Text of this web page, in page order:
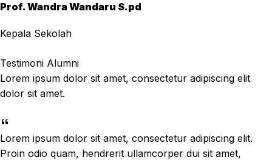
Prof. Wandra Wandaru S.pd
Kepala Sekolah
Testimoni Alumni
Lorem ipsum dolor sit amet, consectetur adipiscing elit
dolor sit amet.
Lorem ipsum dolor sit amet, consectetur adipiscing elit.
Proin odio quam, hendrerit ullamcorper dui sit amet,